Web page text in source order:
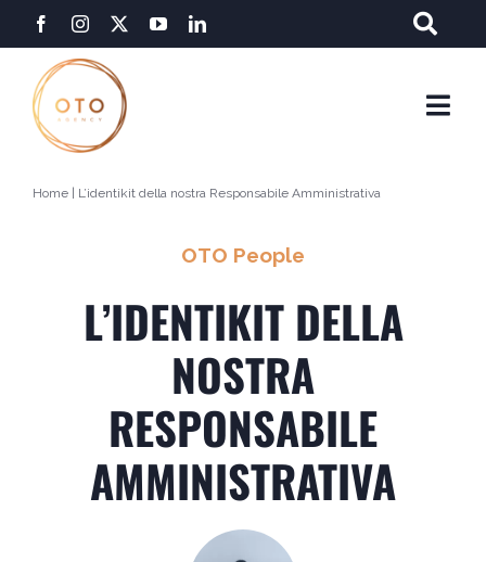
Salta
al
contenuto
Home| L’identikit della nostra Responsabile Amministrativa
OTO People
L’IDENTIKIT DELLA
NOSTRA
RESPONSABILE
AMMINISTRATIVA